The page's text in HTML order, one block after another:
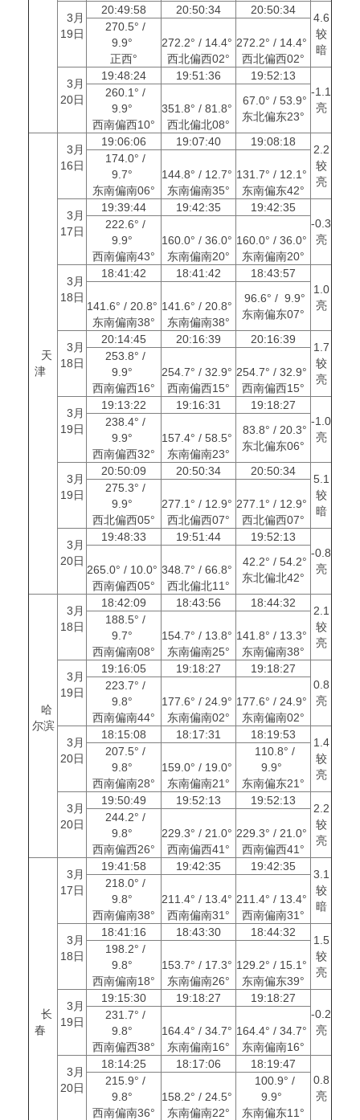
3月
19日
20:49:58 20:50:34 20:50:34
4.6
较
暗
270.5° /
9.9°
正西°
272.2° / 14.4°
西北偏西02°
272.2° / 14.4°
西北偏西02°
3月
20日
19:48:24 19:51:36
19:52:13
-1.1
亮
260.1° /
9.9°
西南偏西10°
351.8° / 81.8°
西北偏北08°
67.0° / 53.9°
东北偏东23°
天
津
3月
16日
19:06:06 19:07:40 19:08:18
2.2
较
亮
174.0° /
9.7°
东南偏南06°
144.8° / 12.7°
东南偏南35°
131.7° / 12.1°
东南偏东42°
3月
17日
19:39:44 19:42:35
19:42:35
-0.3
亮
222.6° /
9.9°
西南偏南43°
160.0° / 36.0°
东南偏南20°
160.0° / 36.0°
东南偏南20°
3月
18日
18:41:42 18:41:42
18:43:57
1.0
亮
141.6° / 20.8°
东南偏南38°
141.6° / 20.8°
东南偏南38°
96.6° / 9.9°
东南偏东07°
3月
18日
20:14:45 20:16:39 20:16:39
1.7
较
亮
253.8° /
9.9°
西南偏西16°
254.7° / 32.9°
西南偏西15°
254.7° / 32.9°
西南偏西15°
3月
19日
19:13:22 19:16:31
19:18:27
-1.0
亮
238.4° /
9.9°
西南偏西32°
157.4° / 58.5°
东南偏南23°
83.8° / 20.3°
东北偏东06°
3月
19日
20:50:09 20:50:34 20:50:34
5.1
较
暗
275.3° /
9.9°
西北偏西05°
277.1° / 12.9°
西北偏西07°
277.1° / 12.9°
西北偏西07°
3月
20日
19:48:33 19:51:44
19:52:13
-0.8
亮
265.0° / 10.0°
西南偏西05°
348.7° / 66.8°
西北偏北11°
42.2° / 54.2°
东北偏北42°
哈
尔滨
3月
18日
18:42:09 18:43:56 18:44:32
2.1
较
亮
188.5° /
9.7°
西南偏南08°
154.7° / 13.8°
东南偏南25°
141.8° / 13.3°
东南偏南38°
3月
19日
19:16:05 19:18:27
19:18:27
0.8
亮
223.7° /
9.8°
西南偏南44°
177.6° / 24.9°
东南偏南02°
177.6° / 24.9°
东南偏南02°
3月
20日
18:15:08 18:17:31 18:19:53
1.4
较
亮
207.5° /
9.8°
西南偏南28°
159.0° / 19.0°
东南偏南21°
110.8° /
9.9°
东南偏东21°
3月
20日
19:50:49 19:52:13 19:52:13
2.2
较
亮
244.2° /
9.8°
西南偏西26°
229.3° / 21.0°
西南偏西41°
229.3° / 21.0°
西南偏西41°
长
春
3月
17日
19:41:58 19:42:35 19:42:35
3.1
较
暗
218.0° /
9.8°
西南偏南38°
211.4° / 13.4°
西南偏南31°
211.4° / 13.4°
西南偏南31°
3月
18日
18:41:16 18:43:30 18:44:32
1.5
较
亮
198.2° /
9.8°
西南偏南18°
153.7° / 17.3°
东南偏南26°
129.2° / 15.1°
东南偏东39°
3月
19日
19:15:30 19:18:27
19:18:27
-0.2
亮
231.7° /
9.8°
西南偏西38°
164.4° / 34.7°
东南偏南16°
164.4° / 34.7°
东南偏南16°
3月
20日
18:14:25 18:17:06
18:19:47
0.8
亮
215.9° /
9.8°
西南偏南36°
158.2° / 24.5°
东南偏南22°
100.9° /
9.9°
东南偏东11°